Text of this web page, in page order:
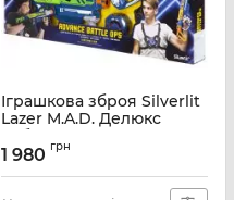
Іграшкова зброя Silverlit
Lazer M.A.D. Делюкс
набір LM-86848
Артикул:
1 980 грн